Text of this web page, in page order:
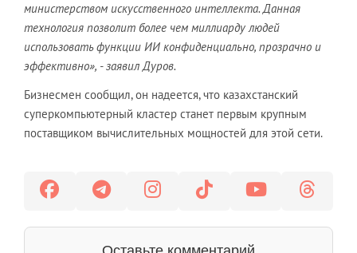
министерством искусственного интеллекта. Данная
технология позволит более чем миллиарду людей
использовать функции ИИ конфиденциально, прозрачно и
эффективно», - заявил Дуров.
Бизнесмен сообщил, он надеется, что казахстанский
суперкомпьютерный кластер станет первым крупным
поставщиком вычислительных мощностей для этой сети.